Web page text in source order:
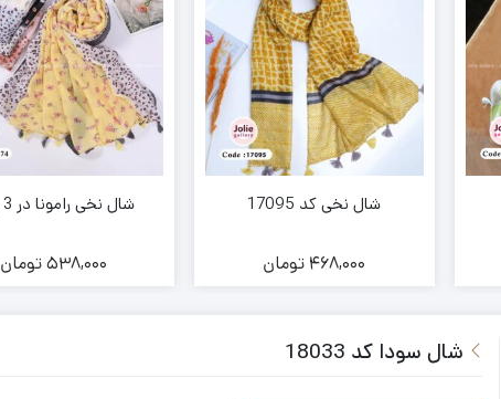
شال نخی کد 17095
468,000 تومان
شال نخی رامونا در 3 رنگ
538,000تومان
شال سودا کد 18033